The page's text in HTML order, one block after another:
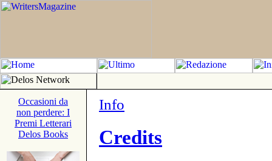
Occasioni da
non perdere: I
Premi Letterari
Delos Books
Info
Credits